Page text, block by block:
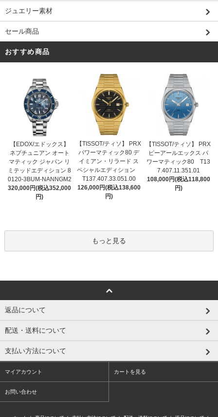
ジュエリー素材
セール商品
おすすめ商品
【EDOX/エドックス】
ネプチュニアン オート
マティック ジャパン リ
ミテッドエディション 8
0120-3BUM-NANNGM2
320,000円(税込352,000
円)
【TISSOT/ティソ】 PRX
パワーマティック80 デ
イミアン・リラード ス
ペシャルエディション
T137.407.33.051.00
126,000円(税込138,600
円)
【TISSOT/ティソ】 PRX
ピーアールエックス パ
ワーマティック80 T13
7.407.11.351.01
108,000円(税込118,800
円)
もっと見る
返品について
配送・送料について
支払い方法について
マイアカウント カートを見る
お問い合わせ